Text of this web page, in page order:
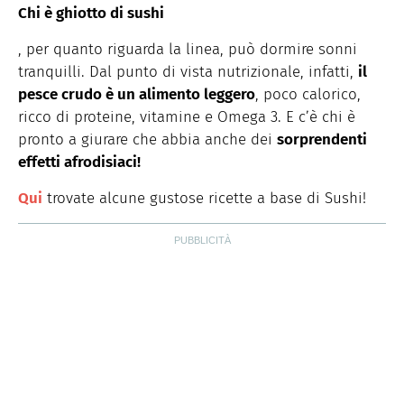
Chi è ghiotto di sushi
, per quanto riguarda la linea, può dormire sonni
tranquilli. Dal punto di vista nutrizionale, infatti, il
pesce crudo è un alimento leggero, poco calorico,
ricco di proteine, vitamine e Omega 3. E c’è chi è
pronto a giurare che abbia anche dei sorprendenti
effetti afrodisiaci!
Qui trovate alcune gustose ricette a base di Sushi!